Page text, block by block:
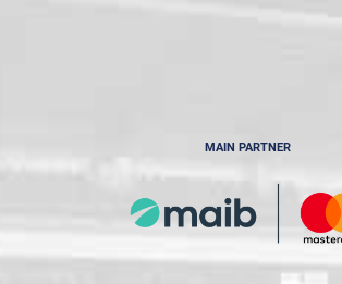
MAIN PARTNER